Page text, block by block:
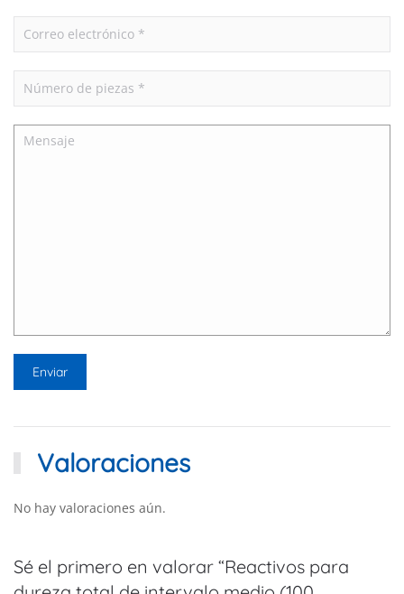
Valoraciones
No hay valoraciones aún.
Sé el primero en valorar “Reactivos para